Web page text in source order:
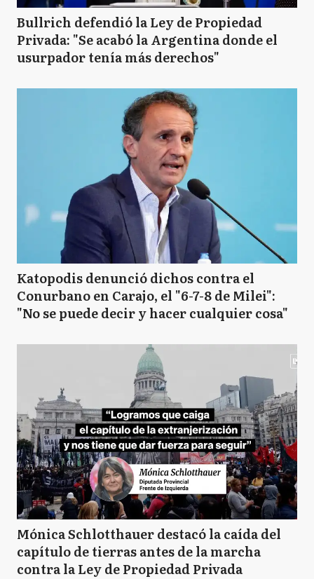
Bullrich defendió la Ley de Propiedad
Privada: "Se acabó la Argentina donde el
usurpador tenía más derechos"
Katopodis denunció dichos contra el
Conurbano en Carajo, el "6-7-8 de Milei":
"No se puede decir y hacer cualquier cosa"
Mónica Schlotthauer destacó la caída del
capítulo de tierras antes de la marcha
contra la Ley de Propiedad Privada